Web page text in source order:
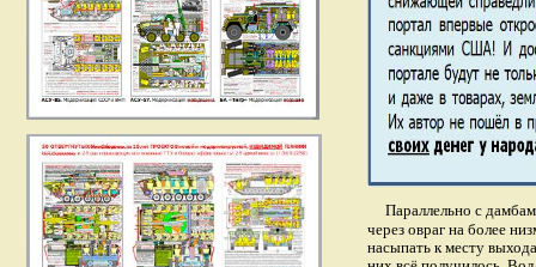
Параллельно с
через овраг на более
насыпать к месту